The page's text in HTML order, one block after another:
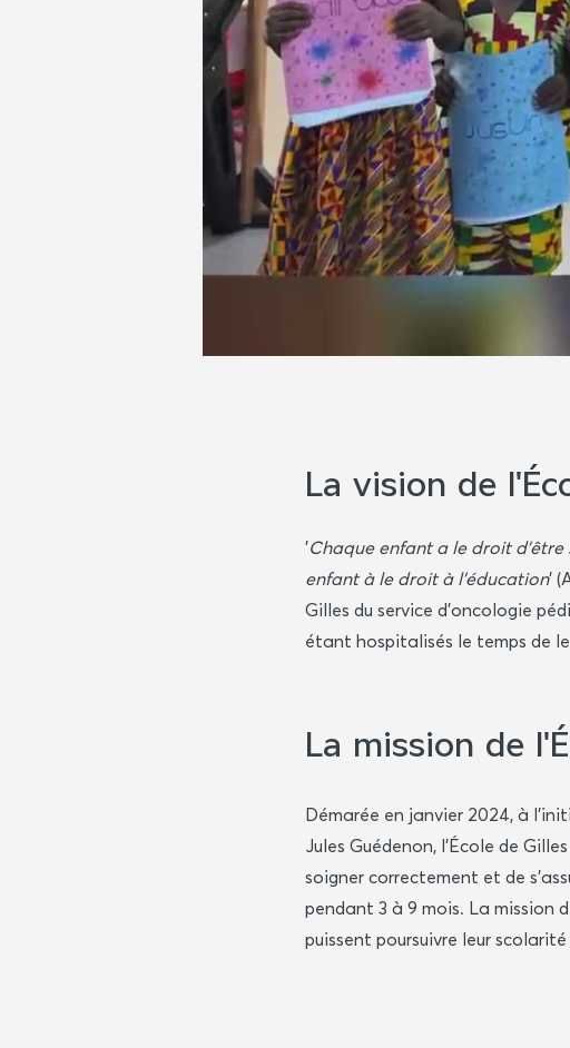
La vision de
'Chaque enfant a le droit d'être
enfant à le droit à l'éducation'
Gilles du service d'oncologie
étant hospitalisés le temps de
La mission de
Démarée en janvier 2024, à
Jules Guédenon, l'École de Gilles
soigner correctement et de
pendant 3 à 9 mois. La mission
puissent poursuivre leur